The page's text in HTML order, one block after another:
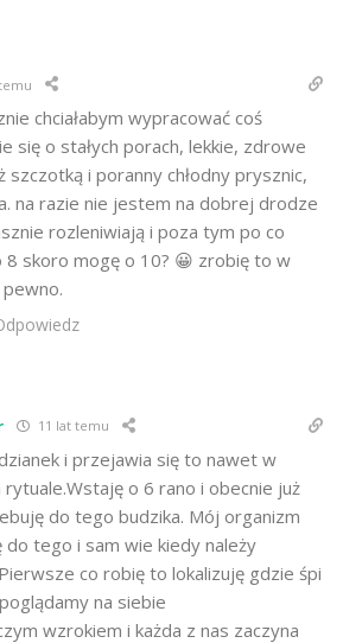
chciałabym wypracować coś
się o stałych porach, lekkie, zdrowe
szczotką i poranny chłodny prysznic,
na razie nie jestem na dobrej drodze
rozleniwiają i poza tym po co
8 skoro mogę o 10? 😀 zrobię to w
11 lat temu
i przejawia się to nawet w
o 6 rano i obecnie już
do tego budzika. Mój organizm
do tego i sam wie kiedy należy
co robię to lokalizuję gdzie śpi
na siebie
wzrokiem i każda z nas zaczyna